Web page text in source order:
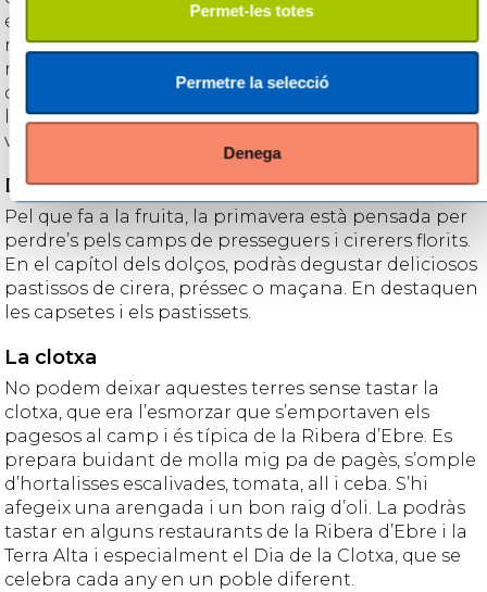
Permet-les totes
Permetre la selecció
Denega
és terra d’arròs, hi trobaràs arrossos elaborats amb
riquesa i mestratge. No tenen res a envejar els
restaurants d’interior als de la costa. Els productes
d’interior són de primera qualitat, provinents de
l’horta i els fruiters. A més de la carn de corder,
vedella i caça, i l’oli i els vins de la DO Terra Alta.
Dolça gastronomia
Pel que fa a la fruita, la primavera està pensada per
perdre’s pels camps de presseguers i cirerers florits.
En el capítol dels dolços, podràs degustar deliciosos
pastissos de cirera, préssec o maçana. En destaquen
les capsetes i els pastissets.
La clotxa
No podem deixar aquestes terres sense tastar la
clotxa, que era l’esmorzar que s’emportaven els
pagesos al camp i és típica de la Ribera d’Ebre. Es
prepara buidant de molla mig pa de pagès, s’omple
d’hortalisses escalivades, tomata, all i ceba. S’hi
afegeix una arengada i un bon raig d’oli. La podràs
tastar en alguns restaurants de la Ribera d’Ebre i la
Terra Alta i especialment el Dia de la Clotxa, que se
celebra cada any en un poble diferent.